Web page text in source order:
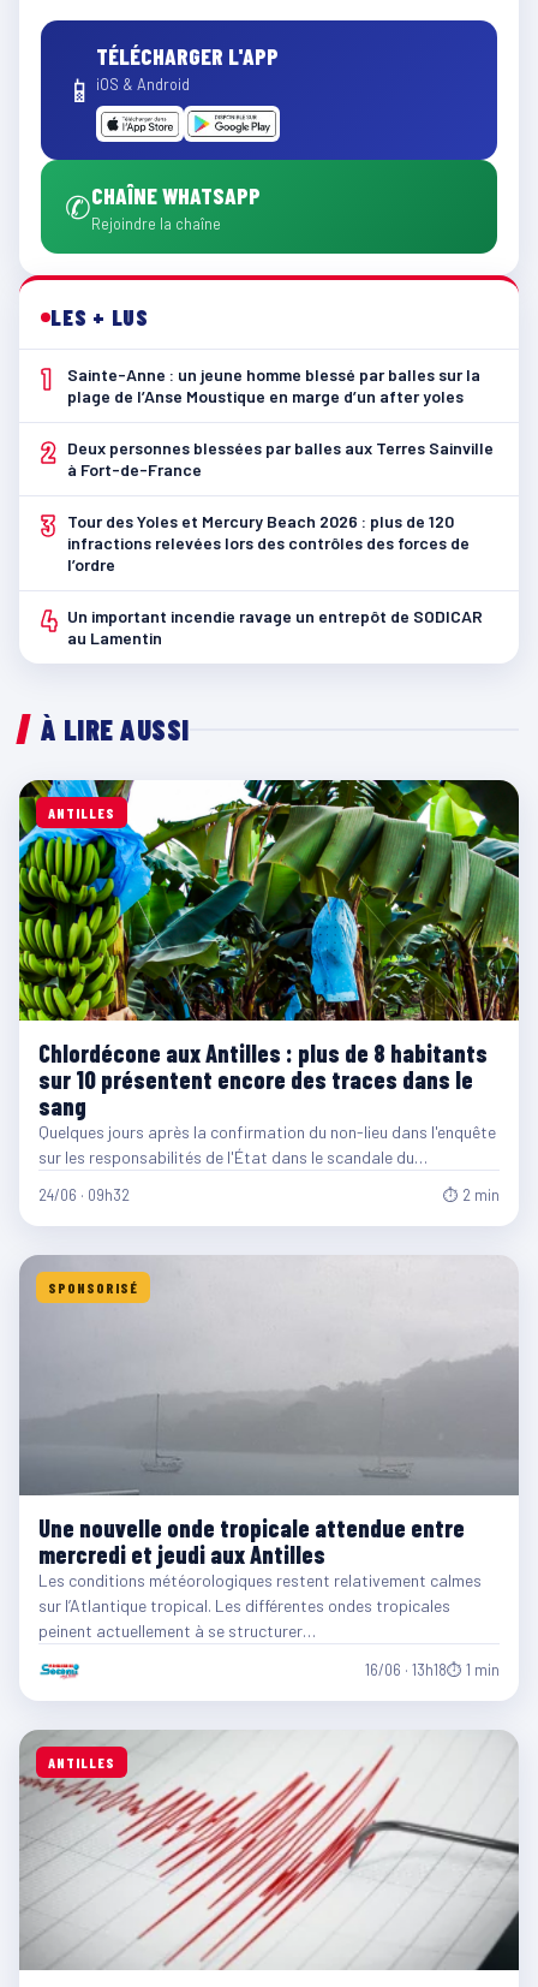
📱
TÉLÉCHARGER L'APP
iOS & Android
✆CHAÎNE WHATSAPP
Rejoindre la chaîne
LES + LUS
1
Sainte-Anne : un jeune homme blessé par balles sur la
plage de l’Anse Moustique en marge d’un after yoles
2
Deux personnes blessées par balles aux Terres Sainville
à Fort-de-France
3
Tour des Yoles et Mercury Beach 2026 : plus de 120
infractions relevées lors des contrôles des forces de
l’ordre
4 Un important incendie ravage un entrepôt de SODICAR
au Lamentin
À LIRE AUSSI
ANTILLES
Chlordécone aux Antilles : plus de 8 habitants
sur 10 présentent encore des traces dans le
sang
Quelques jours après la confirmation du non-lieu dans l'enquête
sur les responsabilités de l'État dans le scandale du…
24/06 · 09h32 ⏱ 2 min
SPONSORISÉ
Une nouvelle onde tropicale attendue entre
mercredi et jeudi aux Antilles
Les conditions météorologiques restent relativement calmes
sur l’Atlantique tropical. Les différentes ondes tropicales
peinent actuellement à se structurer…
16/06 · 13h18⏱ 1 min
ANTILLES